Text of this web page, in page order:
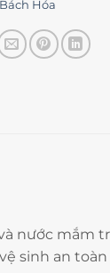
Bách Hóa
nước mắm
sinh an